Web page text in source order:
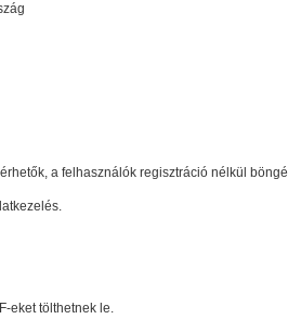
a felhasználók regisztráció nélkül
eket tölthetnek le.